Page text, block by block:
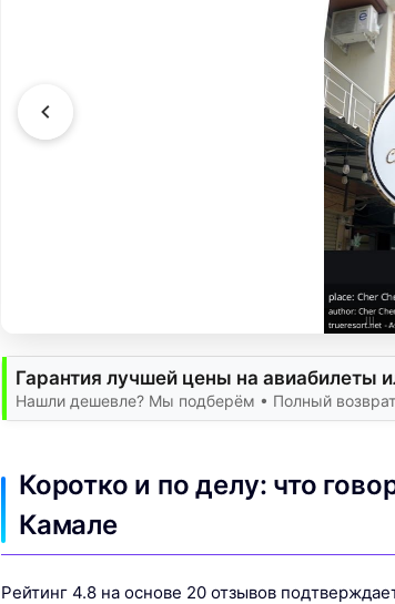
Гарантия лучшей цены на авиабилеты
Нашли дешевле? Мы подберём • Полный
Коротко и по делу: что
Камале
Рейтинг 4.8 на основе 20 отзывов